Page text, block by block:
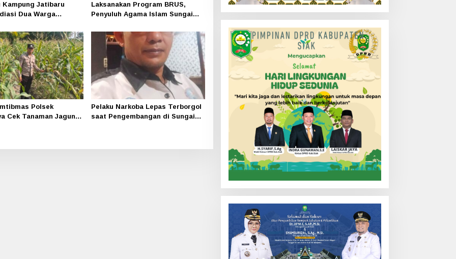
Kampung Jatibaru
Dua Warga
Laksanakan Program BRUS,
Penyuluh Agama Islam Sungai
Polsek
Cek Tanaman Jagung
Pelaku Narkoba Lepas Terborgol
saat Pengembangan di Sungai